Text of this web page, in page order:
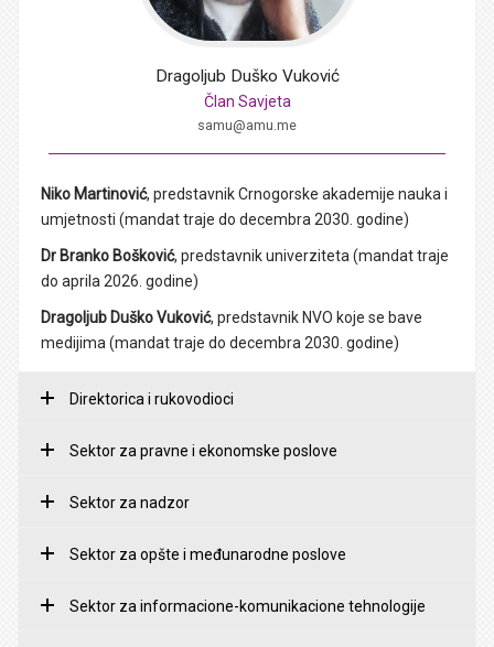
Dragoljub Duško Vuković
Član Savjeta
samu@amu.me
Niko Martinović, predstavnik Crnogorske akademije nauka i
umjetnosti (mandat traje do decembra 2030. godine)
Dr Branko Bošković, predstavnik univerziteta (mandat traje
do aprila 2026. godine)
Dragoljub Duško Vuković, predstavnik NVO koje se bave
medijima (mandat traje do decembra 2030. godine)
Direktorica i rukovodioci
Sektor za pravne i ekonomske poslove
Sektor za nadzor
Sektor za opšte i međunarodne poslove
Sektor za informacione-komunikacione tehnologije